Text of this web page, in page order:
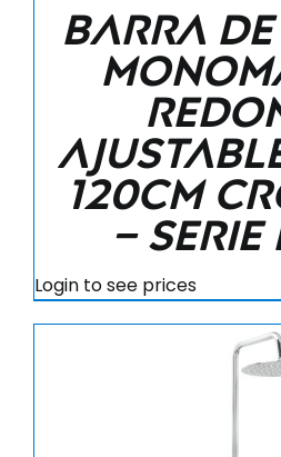
Barra
120CM
–
Login to see prices